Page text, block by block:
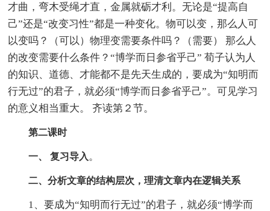
才曲，弯木受绳才直，金属就砺才利。无论是“提高自
己”还是“改变习性”都是一种变化。物可以变，那么人可
以变吗？（可以）物理变需要条件吗？（需要） 那么人
的改变需要什么条件？“博学而日参省乎己” 荀子认为人
的知识、道德、才能都不是先天生成的，要成为“知明而
行无过”的君子，就必须“博学而日参省乎己”。可见学习
的意义相当重大。 齐读第２节。
第二课时
一、 复习导入 。
二、分析文章的结构层次，理清文章内在逻辑关系
1、要成为“知明而行无过”的君子，就必须“博学而